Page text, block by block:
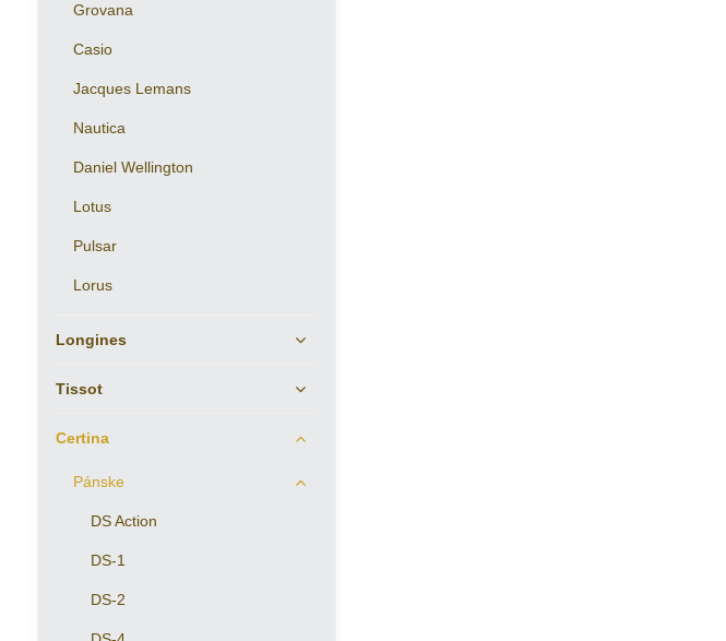
Grovana
Casio
Jacques Lemans
Nautica
Daniel Wellington
Lotus
Pulsar
Lorus
Longines
Tissot
Certina
Pánske
DS Action
DS-1
DS-2